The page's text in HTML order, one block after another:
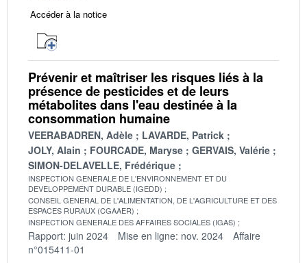
Accéder à la notice
Prévenir et maîtriser les risques liés à la
présence de pesticides et de leurs
métabolites dans l'eau destinée à la
consommation humaine
VEERABADREN, Adèle
LAVARDE, Patrick
JOLY, Alain
FOURCADE, Maryse
GERVAIS, Valérie
SIMON-DELAVELLE, Frédérique
INSPECTION GENERALE DE L'ENVIRONNEMENT ET DU
DEVELOPPEMENT DURABLE (IGEDD)
CONSEIL GENERAL DE L'ALIMENTATION, DE L'AGRICULTURE ET DES
ESPACES RURAUX (CGAAER)
INSPECTION GENERALE DES AFFAIRES SOCIALES (IGAS)
Rapport: juin 2024 Mise en ligne: nov. 2024
Affaire
n°015411-01